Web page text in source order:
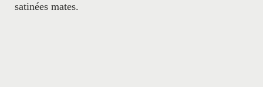
satinées mates.